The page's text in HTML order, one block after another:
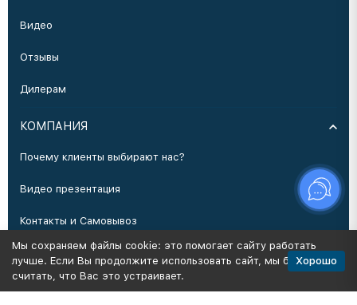
Видео
Отзывы
Дилерам
КОМПАНИЯ
Почему клиенты выбирают нас?
Видео презентация
Контакты и Самовывоз
Производство
Мы сохраняем файлы cookie: это помогает сайту работать
лучше. Если Вы продолжите использовать сайт, мы будем
считать, что Вас это устраивает.
Хорошо